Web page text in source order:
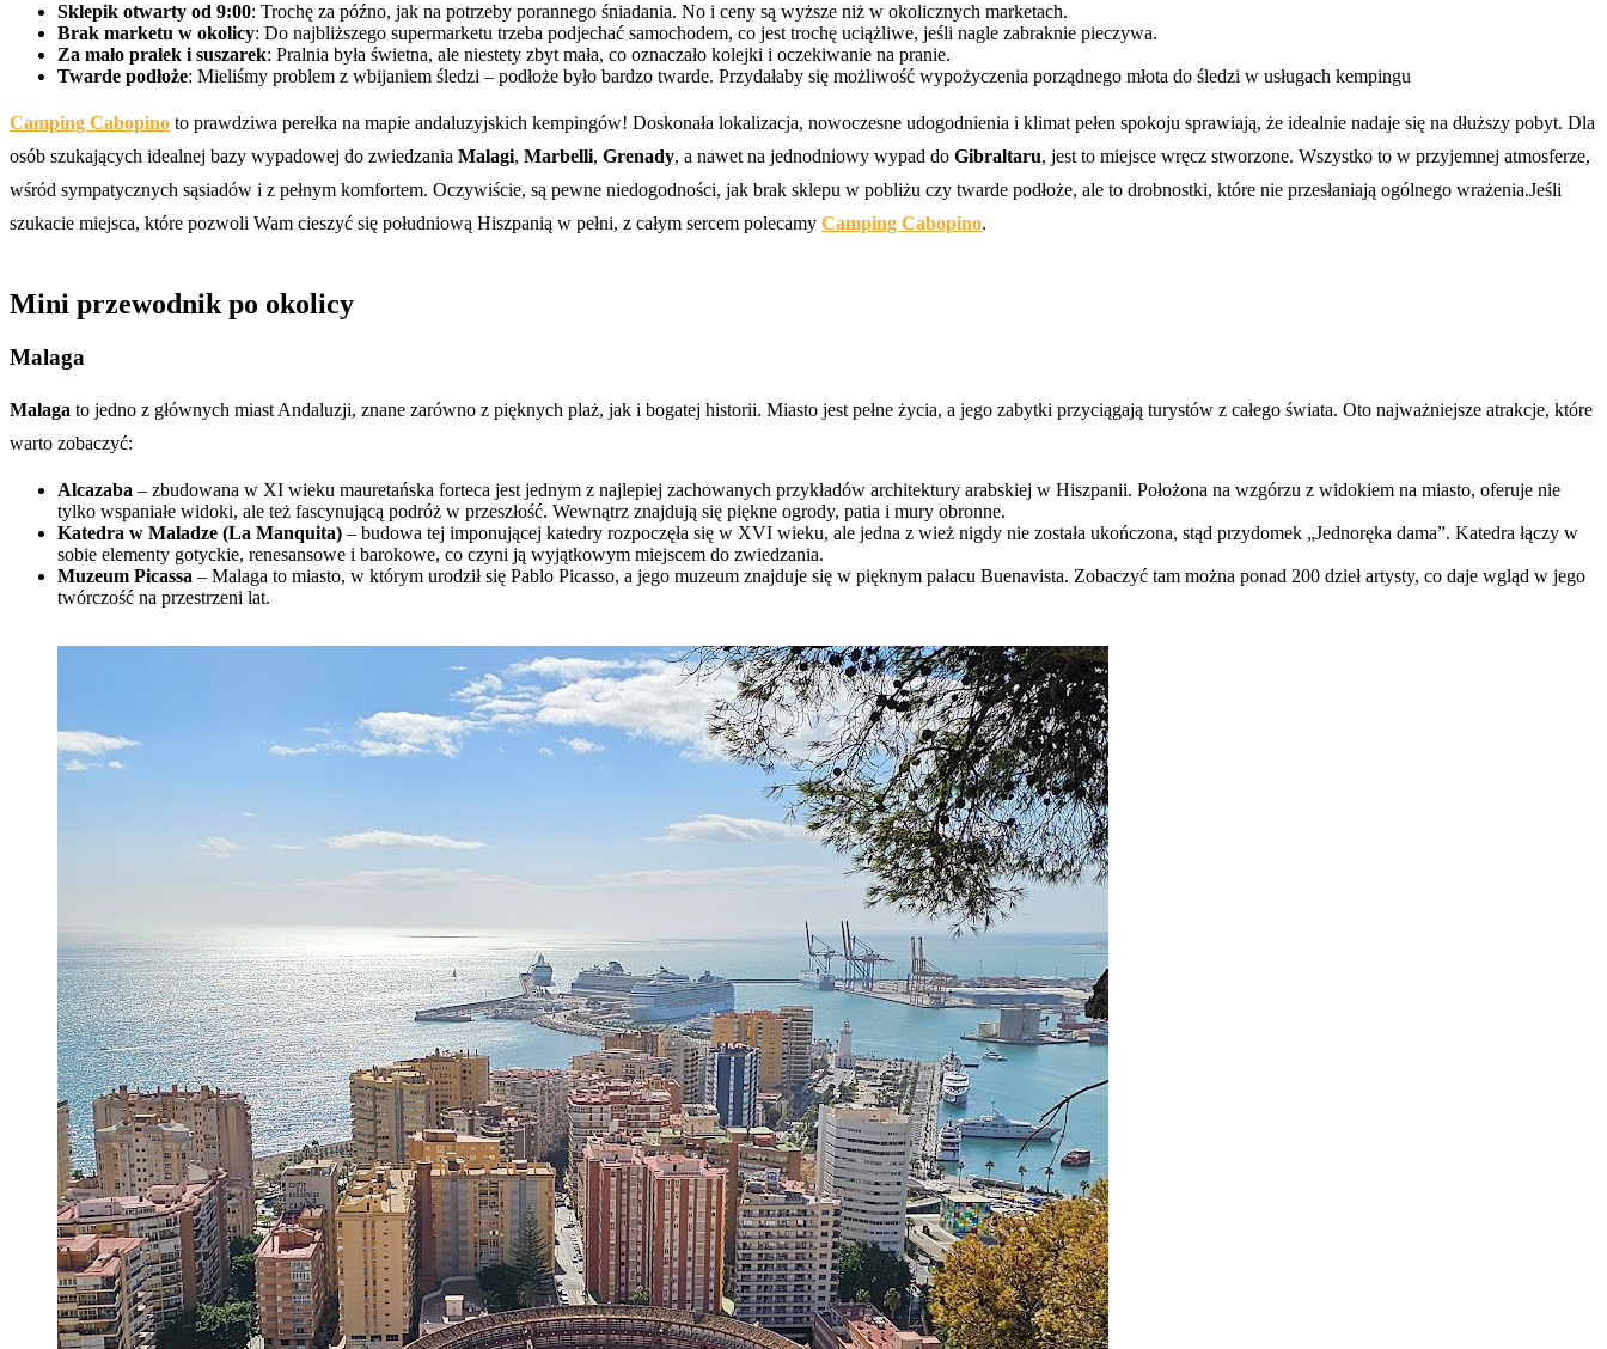
Sklepik otwarty od 9:00: Trochę za późno, jak na potrzeby porannego śniadania. No i ceny są wyższe niż w okolicznych marketach.
Brak marketu w okolicy: Do najbliższego supermarketu trzeba podjechać samochodem, co jest trochę uciążliwe, jeśli nagle zabraknie pieczywa.
Za mało pralek i suszarek: Pralnia była świetna, ale niestety zbyt mała, co oznaczało kolejki i oczekiwanie na pranie.
Twarde podłoże: Mieliśmy problem z wbijaniem śledzi – podłoże było bardzo twarde. Przydałaby się możliwość wypożyczenia porządnego młota do śledzi w usługach kempingu
Camping Cabopino to prawdziwa perełka na mapie andaluzyjskich kempingów! Doskonała lokalizacja, nowoczesne udogodnienia i klimat pełen spokoju sprawiają, że idealnie nadaje się na dłuższy pobyt. Dla
osób szukających idealnej bazy wypadowej do zwiedzania Malagi, Marbelli, Grenady, a nawet na jednodniowy wypad do Gibraltaru, jest to miejsce wręcz stworzone. Wszystko to w przyjemnej atmosferze,
wśród sympatycznych sąsiadów i z pełnym komfortem. Oczywiście, są pewne niedogodności, jak brak sklepu w pobliżu czy twarde podłoże, ale to drobnostki, które nie przesłaniają ogólnego wrażenia.Jeśli
szukacie miejsca, które pozwoli Wam cieszyć się południową Hiszpanią w pełni, z całym sercem polecamy Camping Cabopino.
Mini przewodnik po okolicy
Malaga
Malaga to jedno z głównych miast Andaluzji, znane zarówno z pięknych plaż, jak i bogatej historii. Miasto jest pełne życia, a jego zabytki przyciągają turystów z całego świata. Oto najważniejsze atrakcje, które
warto zobaczyć:
Alcazaba – zbudowana w XI wieku mauretańska forteca jest jednym z najlepiej zachowanych przykładów architektury arabskiej w Hiszpanii. Położona na wzgórzu z widokiem na miasto, oferuje nie
tylko wspaniałe widoki, ale też fascynującą podróż w przeszłość. Wewnątrz znajdują się piękne ogrody, patia i mury obronne.
Katedra w Maladze (La Manquita) – budowa tej imponującej katedry rozpoczęła się w XVI wieku, ale jedna z wież nigdy nie została ukończona, stąd przydomek „Jednoręka dama”. Katedra łączy w
sobie elementy gotyckie, renesansowe i barokowe, co czyni ją wyjątkowym miejscem do zwiedzania.
Muzeum Picassa – Malaga to miasto, w którym urodził się Pablo Picasso, a jego muzeum znajduje się w pięknym pałacu Buenavista. Zobaczyć tam można ponad 200 dzieł artysty, co daje wgląd w jego
twórczość na przestrzeni lat.